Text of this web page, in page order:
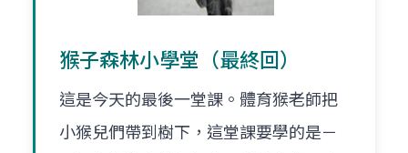
猴子森林小學堂（最終回）
這是今天的最後一堂課。體育猴老師把
小猴兒們帶到樹下，這堂課要學的是－